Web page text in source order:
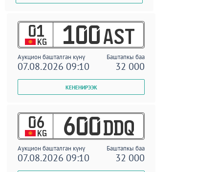
01
KG 100 AST
Аукцион башталган күнү Баштапкы баа
07.08.2026 09:10 32 000
06
KG 600 DDQ
Аукцион башталган күнү Баштапкы баа
07.08.2026 09:10 32 000